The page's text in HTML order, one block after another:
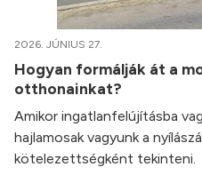
2026. JÚNIUS 27.
Hogyan formálják át a
otthonainkat?
Amikor ingatlanfelújításba
hajlamosak vagyunk a
kötelezettségként tekinteni.